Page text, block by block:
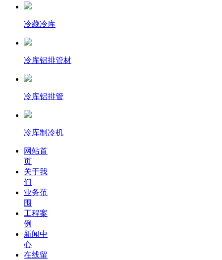
冷藏冷库
冷库铝排管材
冷库铝排管
冷库制冷机
网站首
页
关于我
们
业务范
围
工程案
例
新闻中
心
在线留